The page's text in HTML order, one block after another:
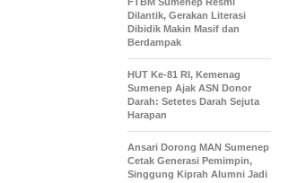
Dilantik, Gerakan Literasi
Dibidik Makin Masif dan
Berdampak
HUT Ke-81 RI, Kemenag
Sumenep Ajak ASN Donor
Darah: Setetes Darah Sejuta
Harapan
Ansari Dorong MAN Sumenep
Cetak Generasi Pemimpin,
Singgung Kiprah Alumni Jadi